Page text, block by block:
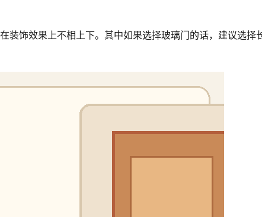
装饰效果上不相上下。其中如果选择玻璃门的话，建议选择